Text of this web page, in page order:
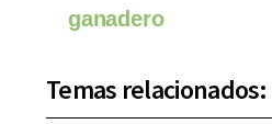
ganadero
Temas relacionados: